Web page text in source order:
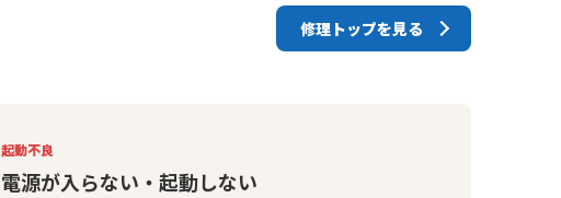
修理トップを見る
起動不良
電源が入らない・起動しない